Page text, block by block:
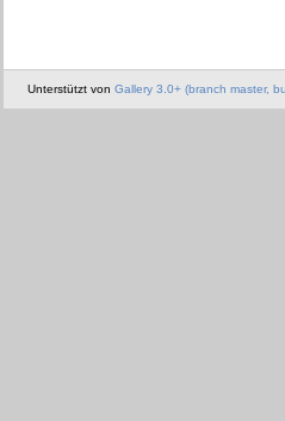
Unterstützt von Gallery 3.0+ (branch master,